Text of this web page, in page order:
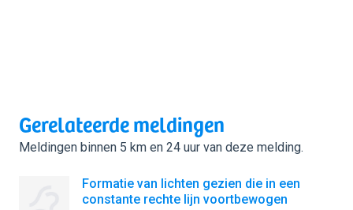
Gerelateerde meldingen
Meldingen binnen 5 km en 24 uur van deze melding.
Formatie van lichten gezien die in een
constante rechte lijn voortbewogen